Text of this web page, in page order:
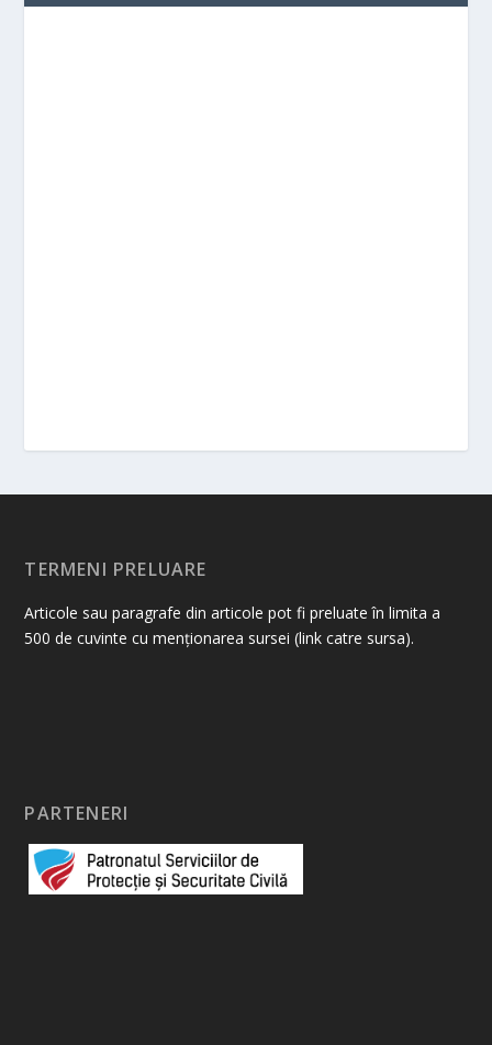
TERMENI PRELUARE
Articole sau paragrafe din articole pot fi preluate în limita a
500 de cuvinte cu menționarea sursei (link catre sursa).
PARTENERI